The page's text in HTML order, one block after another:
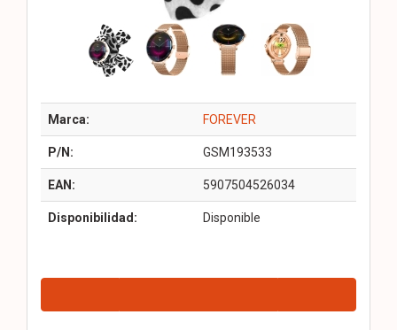
Marca: FOREVER
P/N: GSM193533
EAN: 5907504526034
Disponibilidad: Disponible